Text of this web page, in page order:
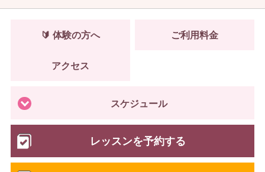
🔰 体験の方へ ご利用料金
アクセス
スケジュール
レッスンを予約する